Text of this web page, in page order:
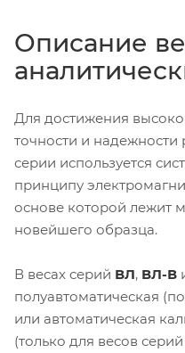
Описание
Для достижения
точности и надежности
серии используется
принципу
основе которой лежит
новейшего образца.
В весах серий ВЛ, ВЛ-В
полуавтоматическая
или автоматическая
(только для весов серий